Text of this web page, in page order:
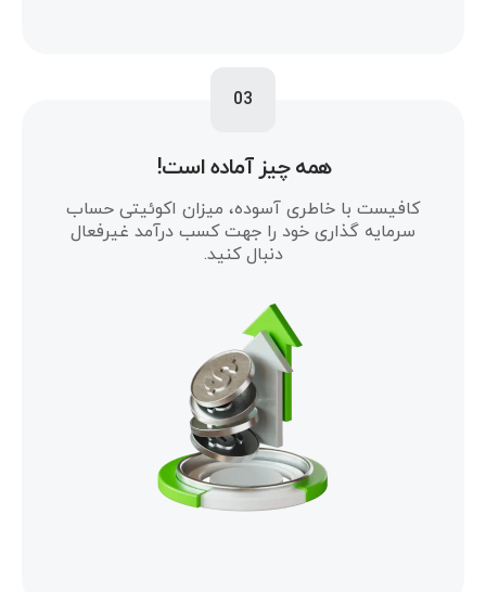
03
همه چیز آماده است!
کافیست با خاطری آسوده، میزان اکوئیتی حساب
سرمایه گذاری خود را جهت کسب درآمد غیرفعال
دنبال کنید.